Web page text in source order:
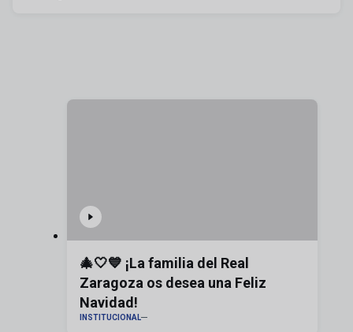
🎄🤍💙 ¡La familia del Real
Zaragoza os desea una Feliz
Navidad!
INSTITUCIONAL